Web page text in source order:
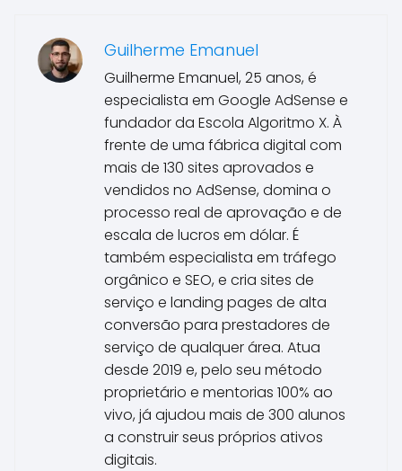
Guilherme Emanuel
Guilherme Emanuel, 25 anos, é
especialista em Google AdSense e
fundador da Escola Algoritmo X. À
frente de uma fábrica digital com
mais de 130 sites aprovados e
vendidos no AdSense, domina o
processo real de aprovação e de
escala de lucros em dólar. É
também especialista em tráfego
orgânico e SEO, e cria sites de
serviço e landing pages de alta
conversão para prestadores de
serviço de qualquer área. Atua
desde 2019 e, pelo seu método
proprietário e mentorias 100% ao
vivo, já ajudou mais de 300 alunos
a construir seus próprios ativos
digitais.